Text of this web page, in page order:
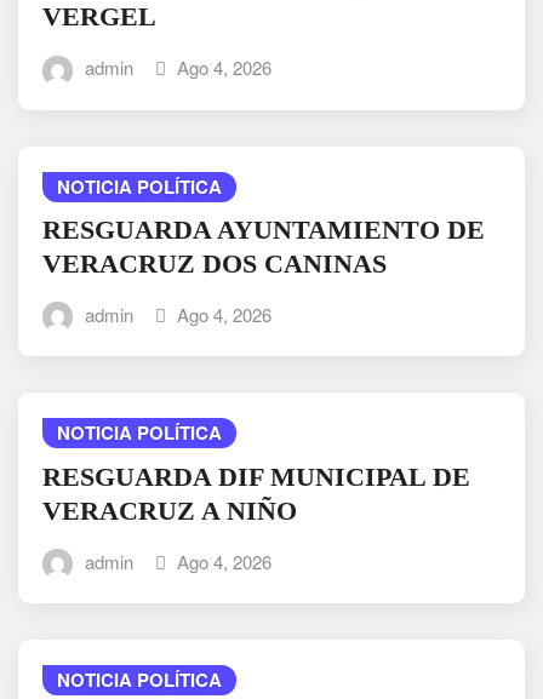
VERGEL
admin Ago 4, 2026
NOTICIA POLÍTICA
RESGUARDA AYUNTAMIENTO DE
VERACRUZ DOS CANINAS
admin Ago 4, 2026
NOTICIA POLÍTICA
RESGUARDA DIF MUNICIPAL DE
VERACRUZ A NIÑO
admin Ago 4, 2026
NOTICIA POLÍTICA